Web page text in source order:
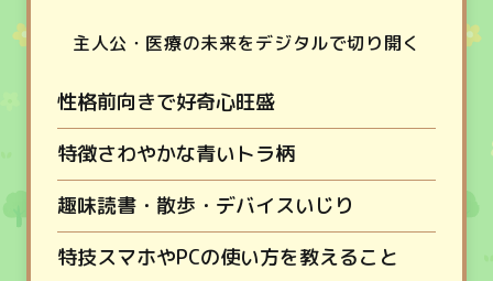
主人公・医療の未来をデジタルで切り開く
性格前向きで好奇心旺盛
特徴さわやかな青いトラ柄
趣味読書・散歩・デバイスいじり
特技スマホやPCの使い方を教えること